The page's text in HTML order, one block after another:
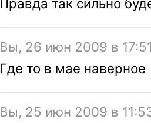
Правда так сильно
Вы, 26 июн 2009 в
Где то в мае наверное
Вы, 25 июн 2009 в